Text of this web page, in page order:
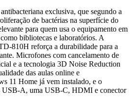
exclusiva, que segundo a
de bactérias na superfície do
para quem usa o equipamento em
bibliotecas e laboratórios. A
810H reforça a durabilidade para a
Microfones com cancelamento de
e a tecnologia 3D Noise Reduction
das aulas online e
11 Home já vem instalado, e o
USB-A, uma USB-C, HDMI e conector